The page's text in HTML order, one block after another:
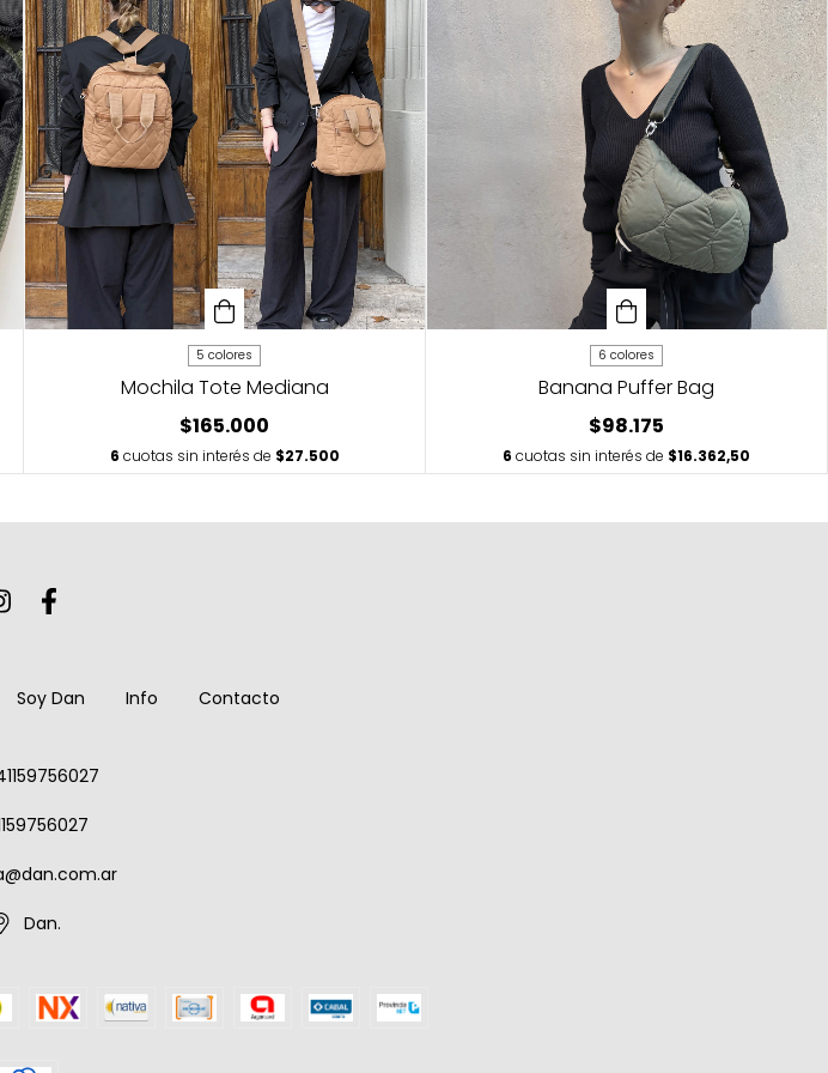
5 colores
Mochila Tote Mediana
$165.000
6 cuotas sin interés de $27.500
6 colores
Banana Puffer Bag
$98.175
6 cuotas sin interés de $16.362,50
Soy Dan Info Contacto
Dan.